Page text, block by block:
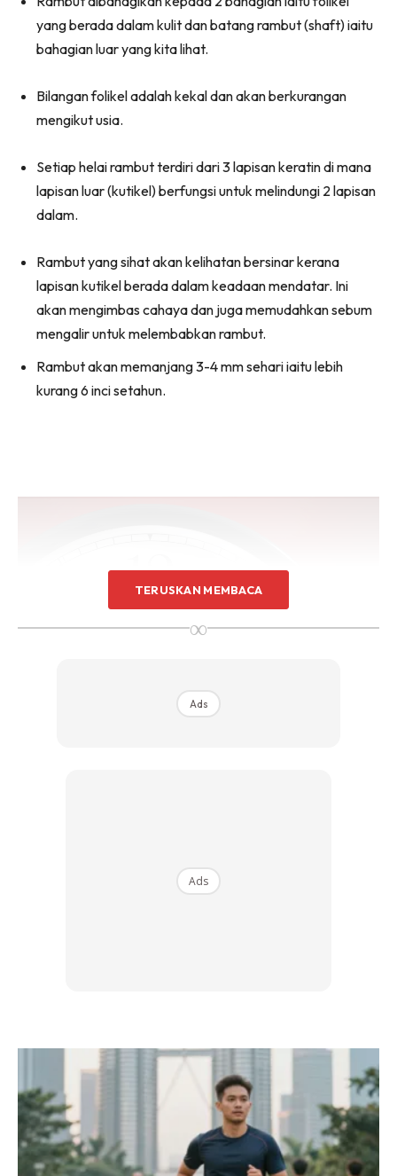
yang berada dalam kulit dan batang rambut (shaft) iaitu
bahagian luar yang kita lihat.
Bilangan folikel adalah kekal dan akan berkurangan
mengikut usia.
Setiap helai rambut terdiri dari 3 lapisan keratin di mana
lapisan luar (kutikel) berfungsi untuk melindungi 2 lapisan
dalam.
Rambut yang sihat akan kelihatan bersinar kerana
lapisan kutikel berada dalam keadaan mendatar. Ini
akan mengimbas cahaya dan juga memudahkan sebum
mengalir untuk melembabkan rambut.
Rambut akan memanjang 3-4 mm sehari iaitu lebih
kurang 6 inci setahun.
diluruskan atau diikalkan dengan menggunakan bahan
kimia, rambut yang selalu menggunakan pengering
letrik terutamanya ketika rambut basah dan
juga rambut yang selalu terdedah kepada air laut dan air
berklorin.
TERUSKAN MEMBACA
∞
Ads
Ads